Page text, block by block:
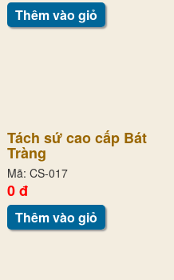
Thêm vào giỏ
Tách sứ cao cấp Bát
Tràng
Mã: CS-017
0 đ
Thêm vào giỏ